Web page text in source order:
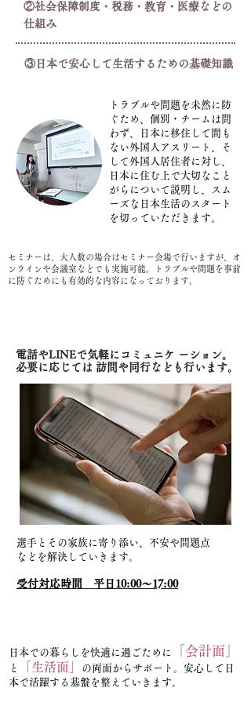
②社会保障制度・税務・教育・医療などの
仕組み
③日本で安心して生活するための基礎知識
トラブルや問題を未然に防
ぐため、個別・チームは問
わず、日本に移住して間も
ない外国人アスリート、そ
して外国人居住者に対し、
日本に住む上で大切なこと
がらについて説明し、スム
ーズな日本生活のスタート
を切っていただきます。
セミナーは、大人数の場合はセミナー会場で行いますが、オ
ンラインや会議室などでも実施可能。トラブルや問題を事前
に防ぐためにも有効的な内容になっております。
電話やLINEで気軽にコミュニケ ーション。
必要に応じては 訪問や同行なども行います。
領収書など
選手とその家族に寄り添い、不安や問題点
​などを解決していきます。
受付対応時間 平日10:00〜17:00
日本での暮らしを快適に過ごために 「会計面」
と 「生活面」 の両面からサポート。安心して日
本で活躍する基盤を整えていきます。